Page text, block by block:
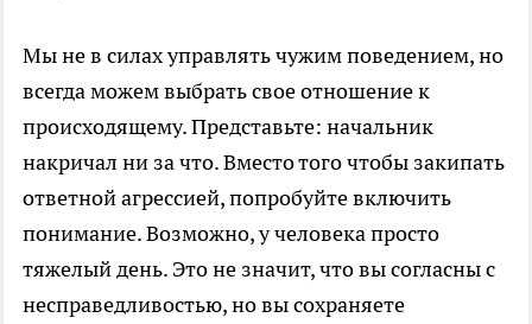
Мы не в силах управлять чужим поведением, но
всегда можем выбрать свое отношение к
происходящему. Представьте: начальник
накричал ни за что. Вместо того чтобы закипать
ответной агрессией, попробуйте включить
понимание. Возможно, у человека просто
тяжелый день. Это не значит, что вы согласны с
несправедливостью, но вы сохраняете